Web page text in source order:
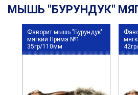
МЫШЬ "БУРУНДУК"
Фаворит мышь "Бурундук"
мягкий Прима №1
35гр/110мм